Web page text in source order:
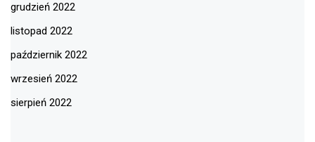
grudzień 2022
listopad 2022
październik 2022
wrzesień 2022
sierpień 2022